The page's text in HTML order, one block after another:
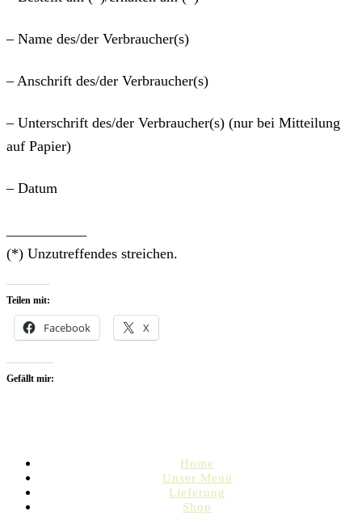
– Name des/der Verbraucher(s)
– Anschrift des/der Verbraucher(s)
– Unterschrift des/der Verbraucher(s) (nur bei Mitteilung
auf Papier)
– Datum
(*) Unzutreffendes streichen.
Teilen mit:
Facebook X
Gefällt mir:
Home
Unser Menü
Lieferung
Shop